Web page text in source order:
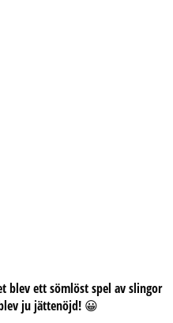
blev ett sömlöst spel av slingor
ju jättenöjd! 😀